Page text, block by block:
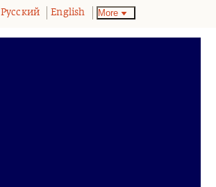
Pусский English More